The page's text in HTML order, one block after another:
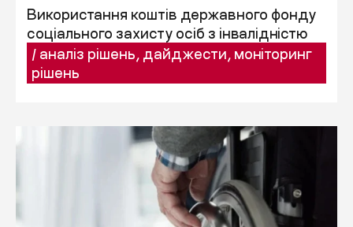
Використання коштів державного фонду
соціального захисту осіб з інвалідністю
/ аналіз рішень, дайджести, моніторинг
рішень